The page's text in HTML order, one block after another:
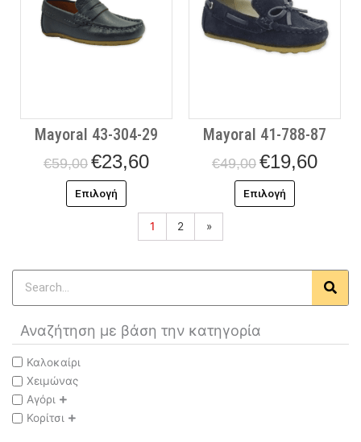
Αναζήτηση με βάση την κατηγορία
Καλοκαίρι
Χειμώνας
Αγόρι
Κορίτσι
Mayoral 43-304-29
€59,00 €23,60
Επιλογή
Οι
επιλογές
στη
σελίδα
του
προϊόντος
Mayoral 41-788-87
€49,00 €19,60
Επιλογή
Οι
επιλογές
στη
σελίδα
του
προϊόντος
1 2 »